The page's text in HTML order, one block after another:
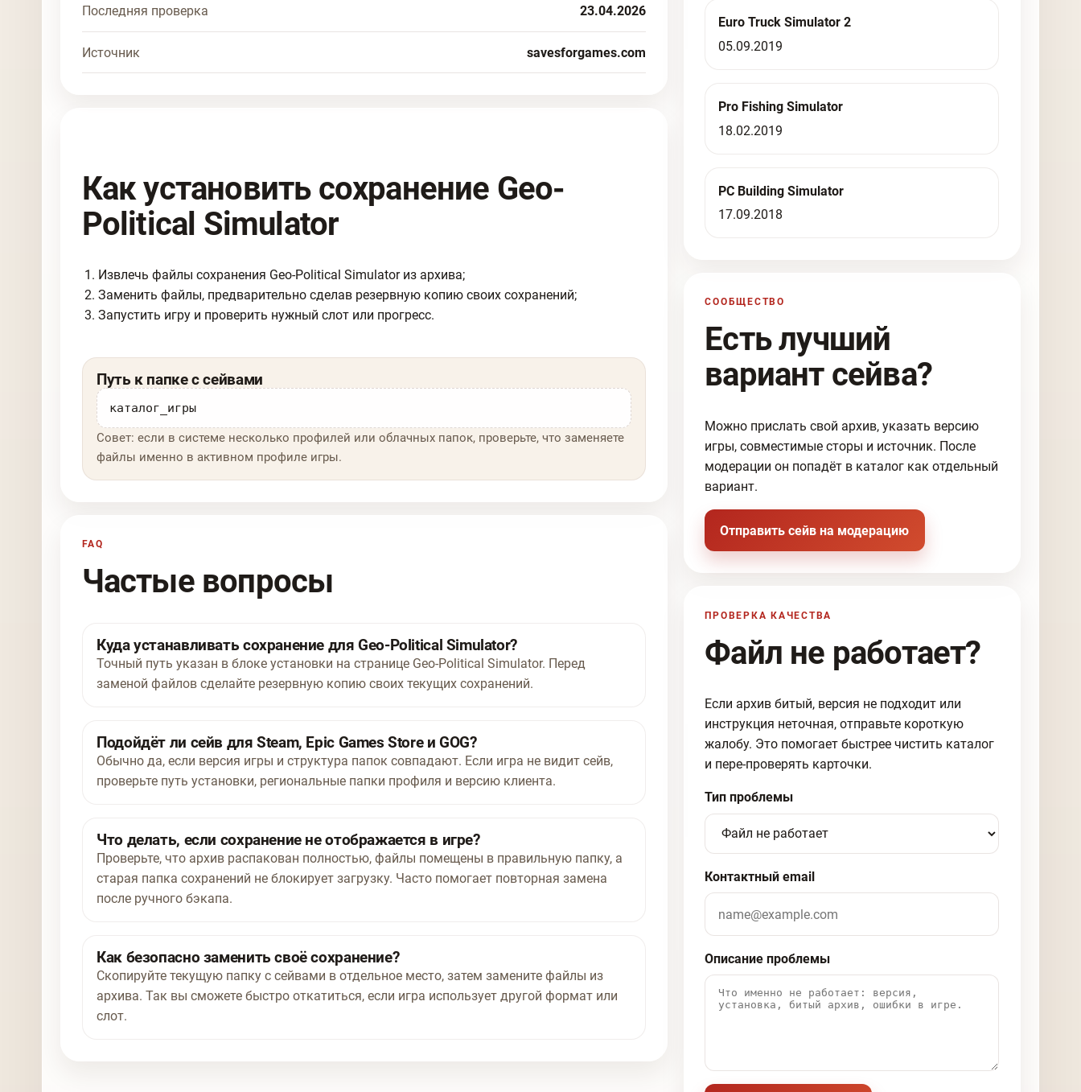
Последняя проверка 23.04.2026
Источник savesforgames.com
Как установить сохранение Geo-
Political Simulator
Извлечь файлы сохранения Geo-Political Simulator из архива;
Заменить файлы, предварительно сделав резервную копию своих сохранений;
Запустить игру и проверить нужный слот или прогресс.
Путь к папке с сейвами
каталог_игры
Совет: если в системе несколько профилей или облачных папок, проверьте, что заменяете
файлы именно в активном профиле игры.
FAQ
Частые вопросы
Куда устанавливать сохранение для Geo-Political Simulator?
Точный путь указан в блоке установки на странице Geo-Political Simulator. Перед
заменой файлов сделайте резервную копию своих текущих сохранений.
Подойдёт ли сейв для Steam, Epic Games Store и GOG?
Обычно да, если версия игры и структура папок совпадают. Если игра не видит сейв,
проверьте путь установки, региональные папки профиля и версию клиента.
Что делать, если сохранение не отображается в игре?
Проверьте, что архив распакован полностью, файлы помещены в правильную папку, а
старая папка сохранений не блокирует загрузку. Часто помогает повторная замена
после ручного бэкапа.
Как безопасно заменить своё сохранение?
Скопируйте текущую папку с сейвами в отдельное место, затем замените файлы из
архива. Так вы сможете быстро откатиться, если игра использует другой формат или
слот.
Euro Truck Simulator 2
05.09.2019
Pro Fishing Simulator
18.02.2019
PC Building Simulator
17.09.2018
СООБЩЕСТВО
Есть лучший
вариант сейва?
Можно прислать свой архив, указать версию
игры, совместимые сторы и источник. После
модерации он попадёт в каталог как отдельный
вариант.
Отправить сейв на модерацию
ПРОВЕРКА КАЧЕСТВА
Файл не работает?
Если архив битый, версия не подходит или
инструкция неточная, отправьте короткую
жалобу. Это помогает быстрее чистить каталог
и пере-проверять карточки.
Тип проблемы
Контактный email
Описание проблемы